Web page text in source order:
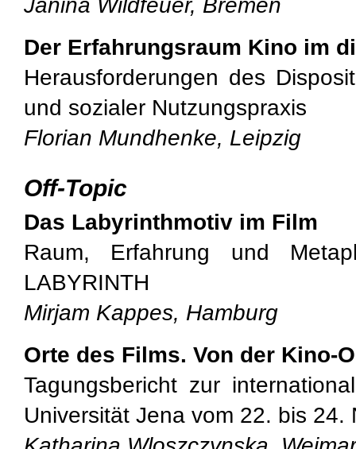
Janina Wildfeuer, Bremen
Der Erfahrungsraum Kino im
Herausforderungen des
und sozialer Nutzungspraxis
Florian Mundhenke, Leipzig
Off-Topic
Das Labyrinthmotiv im Film
Raum, Erfahrung und
LABYRINTH
Mirjam Kappes, Hamburg
Orte des Films. Von der Kino-
Tagungsbericht zur
Universität Jena vom 22. bis 24.